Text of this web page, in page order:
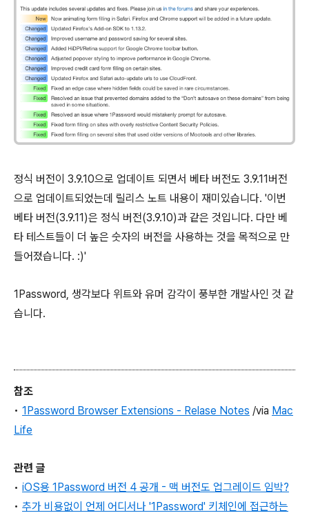
정식 버전이 3.9.10으로 업데이트 되면서 베타 버전도 3.9.11버전
으로 업데이트되었는데 릴리스 노트 내용이 재미있습니다. '이번
베타 버전(3.9.11)은 정식 버전(3.9.10)과 같은 것입니다. 다만 베
타 테스트들이 더 높은 숫자의 버전을 사용하는 것을 목적으로 만
들어졌습니다. :)'
1Password, 생각보다 위트와 유머 감각이 풍부한 개발사인 것 같
습니다.
참조
• 1Password Browser Extensions - Relase Notes /via Mac
Life
관련 글
• iOS용 1Password 버전 4 공개 - 맥 버전도 업그레이드 임박?
• 추가 비용없이 언제 어디서나 '1Password' 키체인에 접근하는